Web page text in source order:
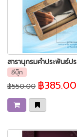
อีบุ๊ก
฿550.00 ฿385.00